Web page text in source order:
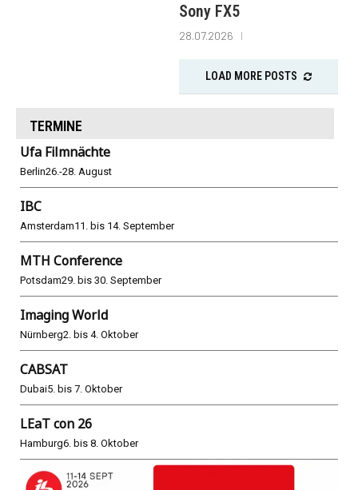
Sony FX5
28.07.2026
LOAD MORE POSTS
TERMINE
Ufa Filmnächte
Berlin26.-28. August
IBC
Amsterdam11. bis 14. September
MTH Conference
Potsdam29. bis 30. September
Imaging World
Nürnberg2. bis 4. Oktober
CABSAT
Dubai5. bis 7. Oktober
LEaT con 26
Hamburg6. bis 8. Oktober